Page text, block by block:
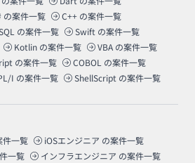
の案件一覧 C++ の案件一覧
の案件一覧 Swift の案件一覧
Kotlin の案件一覧 VBA の案件一覧
の案件一覧 COBOL の案件一覧
I の案件一覧 ShellScript の案件一覧
件一覧 iOSエンジニア の案件一覧
一覧 インフラエンジニア の案件一覧